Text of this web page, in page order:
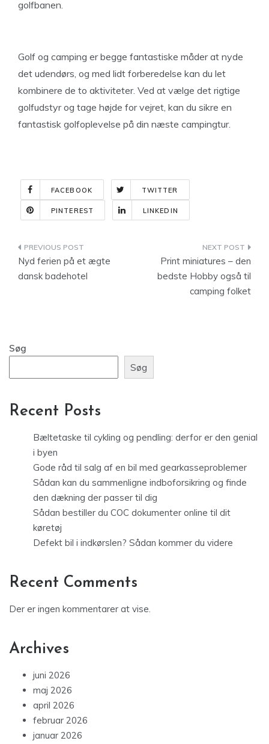
golfbanen.
Golf og camping er begge fantastiske måder at nyde
det udendørs, og med lidt forberedelse kan du let
kombinere de to aktiviteter. Ved at vælge det rigtige
golfudstyr og tage højde for vejret, kan du sikre en
fantastisk golfoplevelse på din næste campingtur.
FACEBOOK TWITTER
PINTEREST LINKEDIN
Indlægsnavigation
Nyd ferien på et ægte
dansk badehotel
Print miniatures – den
bedste Hobby også til
camping folket
Søg
Søg
Recent Posts
Bæltetaske til cykling og pendling: derfor er den genial
i byen
Gode råd til salg af en bil med gearkasseproblemer
Sådan kan du sammenligne indboforsikring og finde
den dækning der passer til dig
Sådan bestiller du COC dokumenter online til dit
køretøj
Defekt bil i indkørslen? Sådan kommer du videre
Recent Comments
Der er ingen kommentarer at vise.
Archives
juni 2026
maj 2026
april 2026
februar 2026
januar 2026